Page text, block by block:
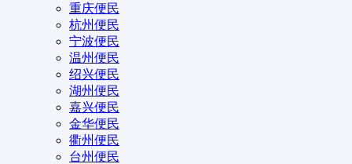
重庆便民
杭州便民
宁波便民
温州便民
绍兴便民
湖州便民
嘉兴便民
金华便民
衢州便民
台州便民